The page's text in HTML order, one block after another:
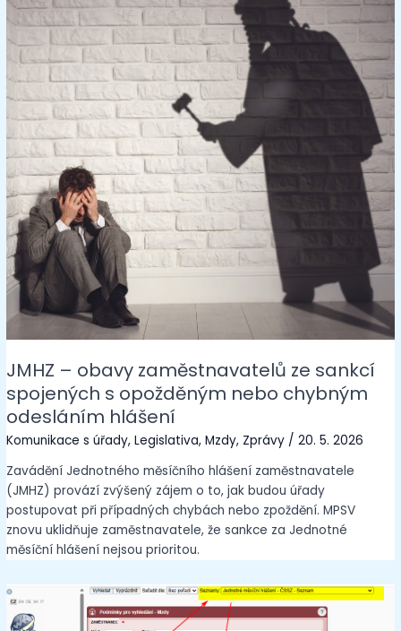
JMHZ – obavy zaměstnavatelů ze sankcí
spojených s opožděným nebo chybným
odesláním hlášení
Komunikace s úřady,Legislativa,Mzdy, Zprávy /20. 5. 2026
Zavádění Jednotného měsíčního hlášení zaměstnavatele
(JMHZ) provází zvýšený zájem o to, jak budou úřady
postupovat při případných chybách nebo zpoždění. MPSV
znovu uklidňuje zaměstnavatele, že sankce za Jednotné
měsíční hlášení nejsou prioritou.